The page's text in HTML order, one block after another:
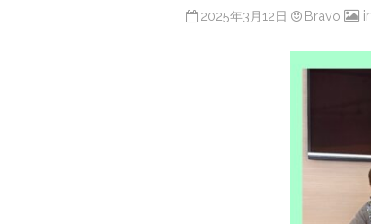
2025年3月12日 Bravo